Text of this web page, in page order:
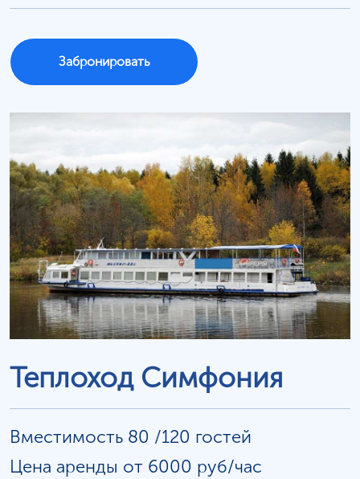
Забронировать
Теплоход Симфония
Вместимость 80 /120 гостей
Цена аренды от 6000 руб/час